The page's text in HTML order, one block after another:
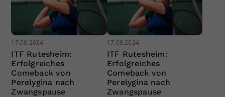
17.08.2024
ITF Rutesheim:
Erfolgreiches
Comeback von
Perelygina nach
Zwangspause
17.08.2024
ITF Rutesheim:
Erfolgreiches
Comeback von
Perelygina nach
Zwangspause